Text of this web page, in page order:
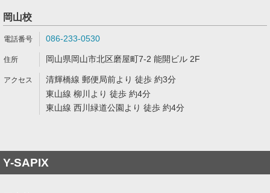
岡山校
086-233-0530
岡山県岡山市北区磨屋町7-2 能開ビル 2F
清輝橋線 郵便局前より 徒歩 約3分
東山線 柳川より 徒歩 約4分
東山線 西川緑道公園より 徒歩 約4分
Y-SAPIX